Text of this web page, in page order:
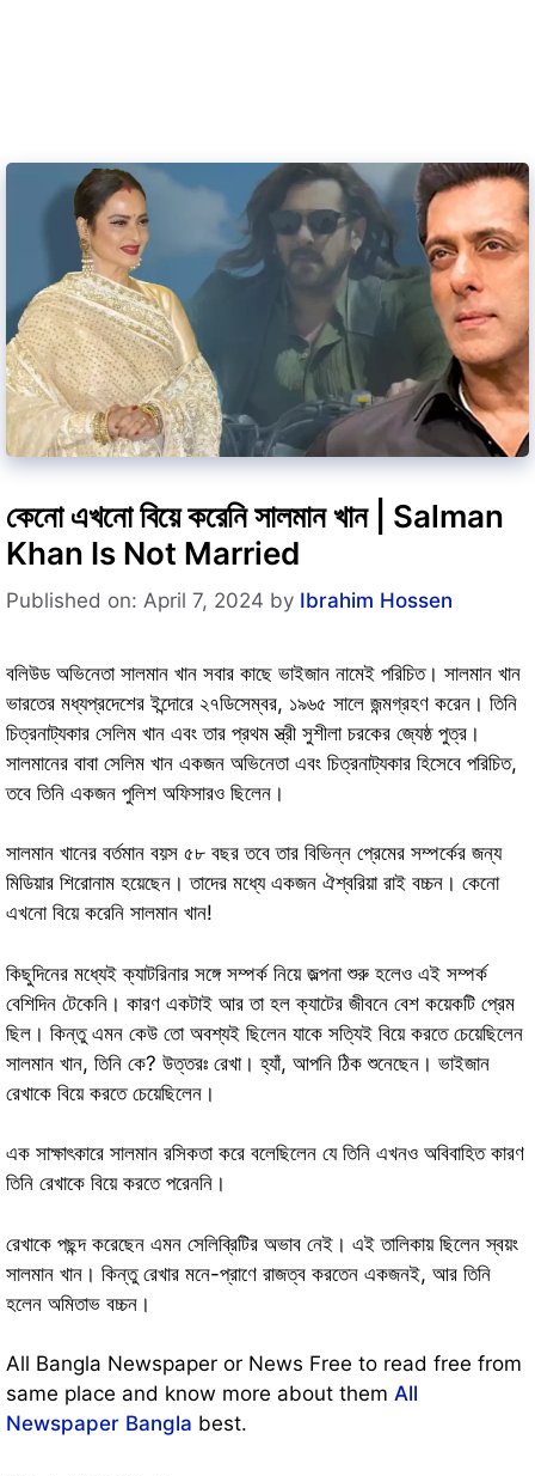
কেনো এখনো বিয়ে করেনি সালমান খান | Salman
Khan Is Not Married
Published on: April 7, 2024 by Ibrahim Hossen
বলিউড অভিনেতা সালমান খান সবার কাছে ভাইজান নামেই পরিচিত। সালমান খান
ভারতের মধ্যপ্রদেশের ইন্দোরে ২৭ডিসেম্বর, ১৯৬৫ সালে জন্মগ্রহণ করেন। তিনি
চিত্রনাট্যকার সেলিম খান এবং তার প্রথম স্ত্রী সুশীলা চরকের জ্যেষ্ঠ পুত্র।
সালমানের বাবা সেলিম খান একজন অভিনেতা এবং চিত্রনাট্যকার হিসেবে পরিচিত,
তবে তিনি একজন পুলিশ অফিসারও ছিলেন।
সালমান খানের বর্তমান বয়স ৫৮ বছর তবে তার বিভিন্ন প্রেমের সম্পর্কের জন্য
মিডিয়ার শিরোনাম হয়েছেন। তাদের মধ্যে একজন ঐশ্বরিয়া রাই বচ্চন। কেনো
এখনো বিয়ে করেনি সালমান খান!
কিছুদিনের মধ্যেই ক্যাটরিনার সঙ্গে সম্পর্ক নিয়ে জল্পনা শুরু হলেও এই সম্পর্ক
বেশিদিন টেকেনি। কারণ একটাই আর তা হল ক্যাটের জীবনে বেশ কয়েকটি প্রেম
ছিল। কিন্তু এমন কেউ তো অবশ্যই ছিলেন যাকে সত্যিই বিয়ে করতে চেয়েছিলেন
সালমান খান, তিনি কে? উত্তরঃ রেখা। হ্যাঁ, আপনি ঠিক শুনেছেন। ভাইজান
রেখাকে বিয়ে করতে চেয়েছিলেন।
এক সাক্ষাৎকারে সালমান রসিকতা করে বলেছিলেন যে তিনি এখনও অবিবাহিত কারণ
তিনি রেখাকে বিয়ে করতে পরেননি।
রেখাকে পছন্দ করেছেন এমন সেলিব্রিটির অভাব নেই। এই তালিকায় ছিলেন স্বয়ং
সালমান খান। কিন্তু রেখার মনে-প্রাণে রাজত্ব করতেন একজনই, আর তিনি
হলেন অমিতাভ বচ্চন।
All Bangla Newspaper or News Free to read free from
same place and know more about them All
Newspaper Bangla best.